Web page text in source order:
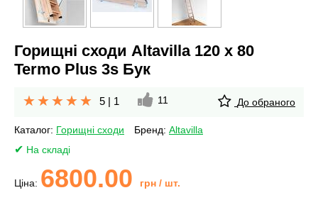
Горищні сходи Altavilla 120 х 80
Termo Plus 3s Бук
5 | 1 11 До обраного
Каталог: Горищні сходи Бренд: Altavilla
На складі
Ціна: 6800.00 грн / шт.